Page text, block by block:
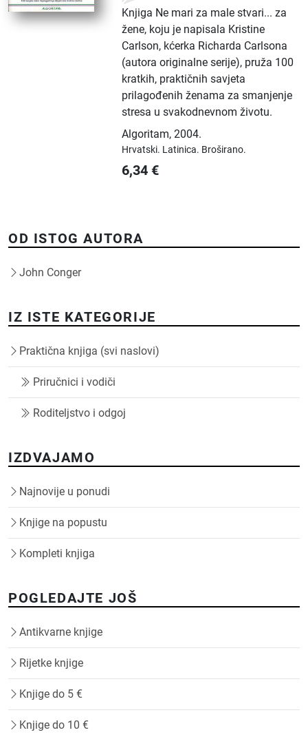
Knjiga Ne mari za male stvari... za
žene, koju je napisala Kristine
Carlson, kćerka Richarda Carlsona
(autora originalne serije), pruža 100
kratkih, praktičnih savjeta
prilagođenih ženama za smanjenje
stresa u svakodnevnom životu.
Algoritam,2004.
Hrvatski. Latinica. Broširano.
6,34 €
OD ISTOG AUTORA
John Conger
IZ ISTE KATEGORIJE
Praktična knjiga (svi naslovi)
Priručnici i vodiči
Roditeljstvo i odgoj
IZDVAJAMO
Najnovije u ponudi
Knjige na popustu
Kompleti knjiga
POGLEDAJTE JOŠ
Antikvarne knjige
Rijetke knjige
Knjige do 5 €
Knjige do 10 €